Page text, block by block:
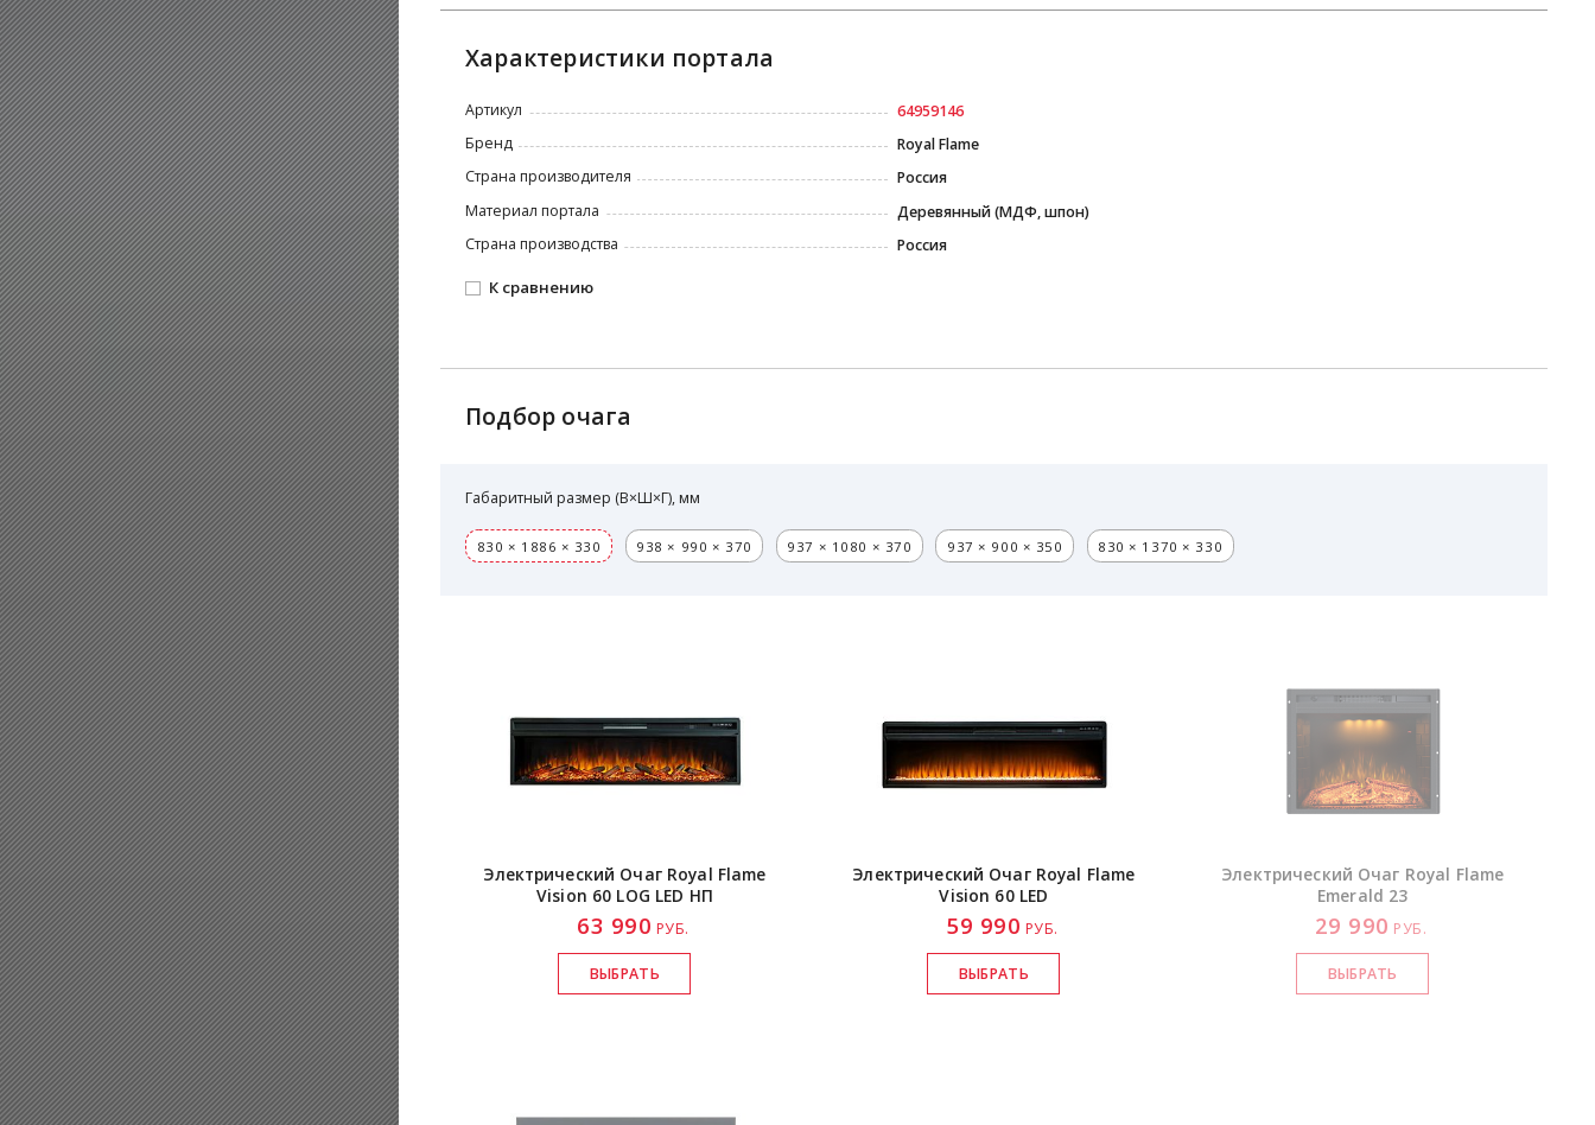
Характеристики портала
Артикул
64959146
Бренд
Royal Flame
Страна производителя
Россия
Материал портала
Деревянный (МДФ, шпон)
Страна производства
Россия
К сравнению
Подбор очага
Габаритный размер (В×Ш×Г), мм
830 × 1886 × 330 938 × 990 × 370 937 × 1080 × 370 937 × 900 × 350 830 × 1370 × 330
Электрический Очаг Royal Flame
Vision 60 LOG LED НП
63 990 РУБ.
Электрический Очаг Royal Flame
Vision 60 LED
59 990 РУБ.
Электрический Очаг Royal Flame
Emerald 23
29 990 РУБ.